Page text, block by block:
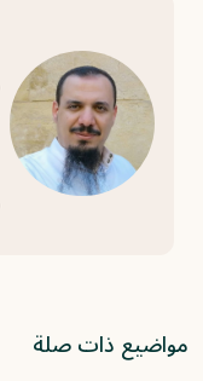
مواضيع ذات صلة